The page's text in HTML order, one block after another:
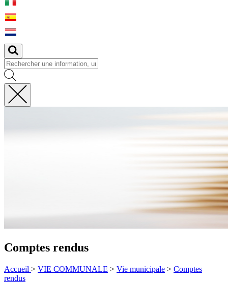
Fermer
Comptes rendus
Accueil > VIE COMMUNALE > Vie municipale > Comptes
rendus